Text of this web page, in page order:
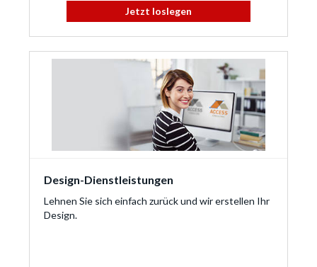
Jetzt loslegen
Design-Dienstleistungen
Lehnen Sie sich einfach zurück und wir erstellen Ihr
Design.